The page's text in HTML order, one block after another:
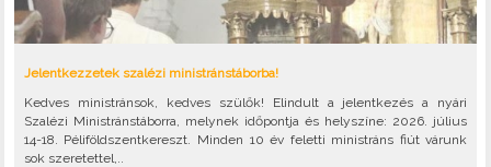
Jelentkezzetek szalézi ministránstáborba!
Kedves ministránsok, kedves szülők! Elindult a jelentkezés a nyári
Szalézi Ministránstáborra, melynek időpontja és helyszíne: 2026. július
14-18. Péliföldszentkereszt. Minden 10 év feletti ministráns fiút várunk
sok szeretettel,..